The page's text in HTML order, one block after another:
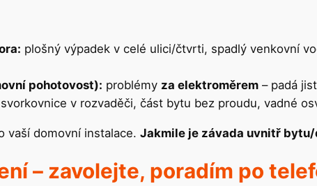
plošný výpadek v celé ulici/čtvrti, spadlý venkovní
pohotovost): problémy za elektroměrem – padá
v rozvaděči, část bytu bez proudu, vadné
vaší domovní instalace. Jakmile je závada uvnitř bytu/
– zavolejte, poradím po